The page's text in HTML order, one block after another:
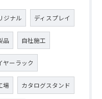
ジナル ディスプレイ
品 自社施工
ヤーラック
場 カタログスタンド